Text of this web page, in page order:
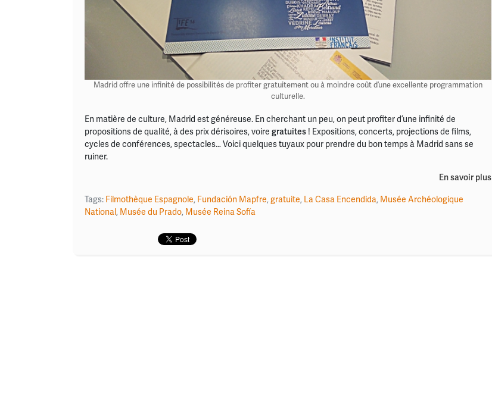
Madrid offre une infinité de possibilités de profiter gratuitement ou à moindre coût d’une excellente programmation
culturelle.
En matière de culture, Madrid est généreuse. En cherchant un peu, on peut profiter d’une infinité de
propositions de qualité, à des prix dérisoires, voire gratuites ! Expositions, concerts, projections de films,
cycles de conférences, spectacles… Voici quelques tuyaux pour prendre du bon temps à Madrid sans se
ruiner.
En savoir plus
Tags: Filmothèque Espagnole, Fundación Mapfre, gratuite, La Casa Encendida, Musée Archéologique
National, Musée du Prado, Musée Reina Sofía